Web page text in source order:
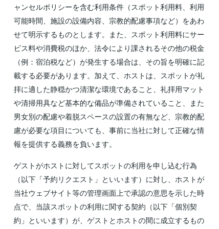
ャンセルポリシーを含む利用条件（スポット利用料、利用
可能時間、施設の設備内容、宗教的配慮事項など）をあわ
せて明示するものとします。また、スポット利用料にサー
ビス料や消費税のほか、法令により課されるその他の税金
（例：宿泊税など）が発生する場合は、その旨を明確に記
載する必要があります。加えて、ホストは、スポットが礼
拝に適した静穏かつ清潔な環境であること、礼拝用マット
や清掃用具など基本的な備品が準備されていること、また
男女別の配慮や着脱スペースの設置の有無など、宗教的配
慮が必要な項目についても、事前に当社に対して正確な情
報を提供する義務を負います。
ゲストがホストに対してスポットの利用を申し込む行為
（以下「予約リクエスト」といいます）に対し、ホストが
当社ウェブサイト等の管理画面上で承認の意思を示した時
点で、当該スポットの利用に関する契約（以下「個別契
約」といいます）が、ゲストとホストの間に成立するもの